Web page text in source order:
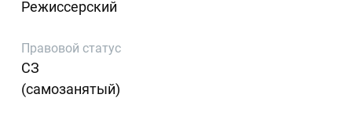
Режиссерский
Правовой статус
СЗ
(самозанятый)